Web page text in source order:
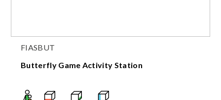
FIASBUT
Butterfly Game Activity Station